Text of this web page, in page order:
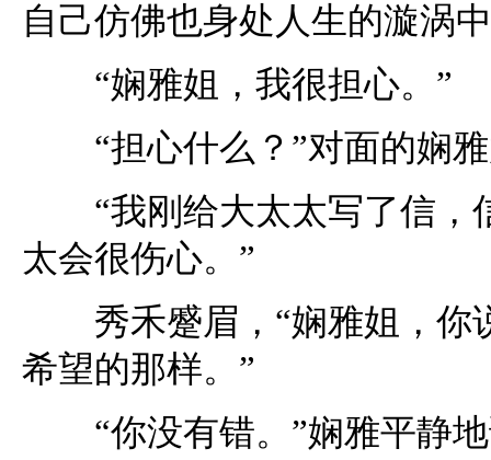
自己仿佛也身处人生的漩涡
“娴雅姐，我很担心。”
“担心什么？”对面的娴雅
“我刚给大太太写了信，
太会很伤心。”
秀禾蹙眉，“娴雅姐，你
希望的那样。”
“你没有错。”娴雅平静地